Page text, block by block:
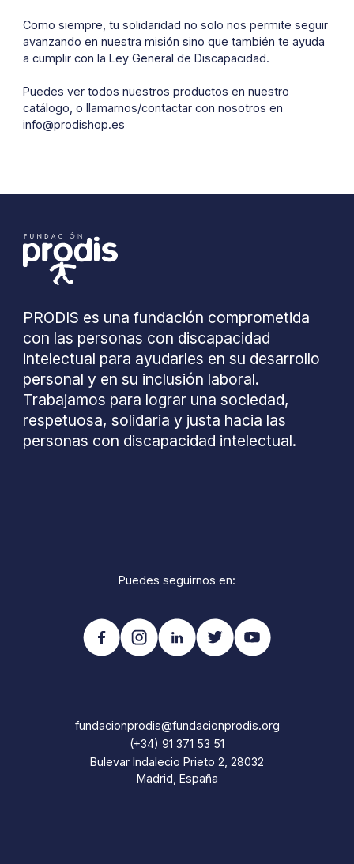
Como siempre, tu solidaridad no solo nos permite seguir
avanzando en nuestra misión sino que también te ayuda
a cumplir con la Ley General de Discapacidad.
Puedes ver todos nuestros productos en nuestro
catálogo, o llamarnos/contactar con nosotros en
info@prodishop.es
PRODIS es una fundación comprometida
con las personas con discapacidad
intelectual para ayudarles en su desarrollo
personal y en su inclusión laboral.
Trabajamos para lograr una sociedad,
respetuosa, solidaria y justa hacia las
personas con discapacidad intelectual.
Puedes seguirnos en:
fundacionprodis@fundacionprodis.org
(+34) 91 371 53 51
Bulevar Indalecio Prieto 2, 28032
Madrid, España